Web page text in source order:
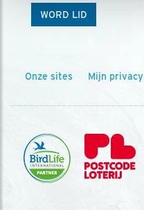
WORD LID
Onze sites Mijn privacy